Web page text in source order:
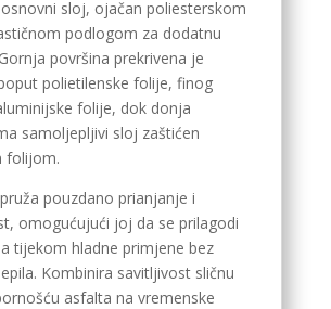
sloj, ojačan poliesterskom
podlogom za dodatnu
površina prekrivena je
polietilenske folije, finog
folije, dok donja
samoljepljivi sloj zaštićen
folijom.
pouzdano prianjanje i
omogućujući joj da se prilagodi
tijekom hladne primjene bez
Kombinira savitljivost sličnu
asfalta na vremenske